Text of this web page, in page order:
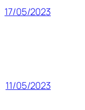
17/05/2023
11/05/2023